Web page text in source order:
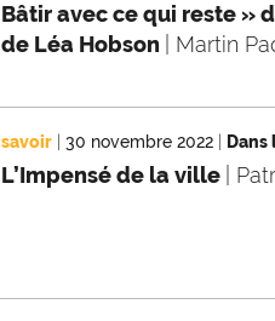
Bâtir avec ce qui reste »
de Léa Hobson
| Martin
savoir 30 novembre 2022
L’Impensé de la ville |